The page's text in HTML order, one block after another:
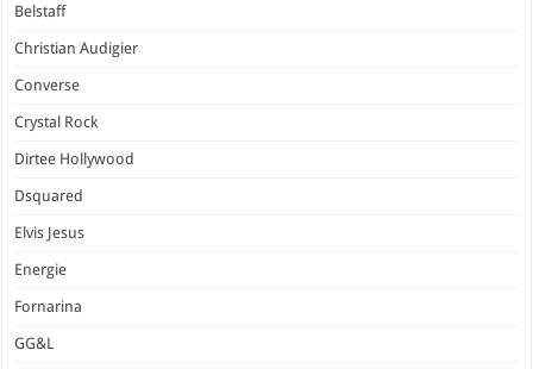
Belstaff
Christian Audigier
Converse
Crystal Rock
Dirtee Hollywood
Dsquared
Elvis Jesus
Energie
Fornarina
GG&L